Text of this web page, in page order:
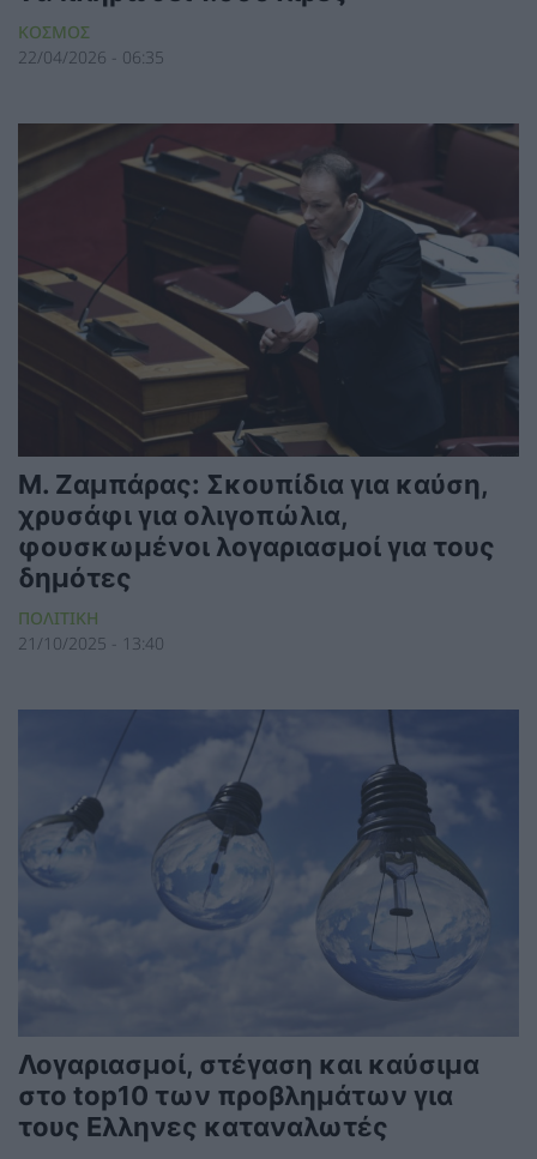
ΚΟΣΜΟΣ
22/04/2026 - 06:35
Μ. Ζαμπάρας: Σκουπίδια για καύση,
χρυσάφι για ολιγοπώλια,
φουσκωμένοι λογαριασμοί για τους
δημότες
ΠΟΛΙΤΙΚΗ
21/10/2025 - 13:40
Λογαριασμοί, στέγαση και καύσιμα
στο top10 των προβλημάτων για
τους Ελληνες καταναλωτές